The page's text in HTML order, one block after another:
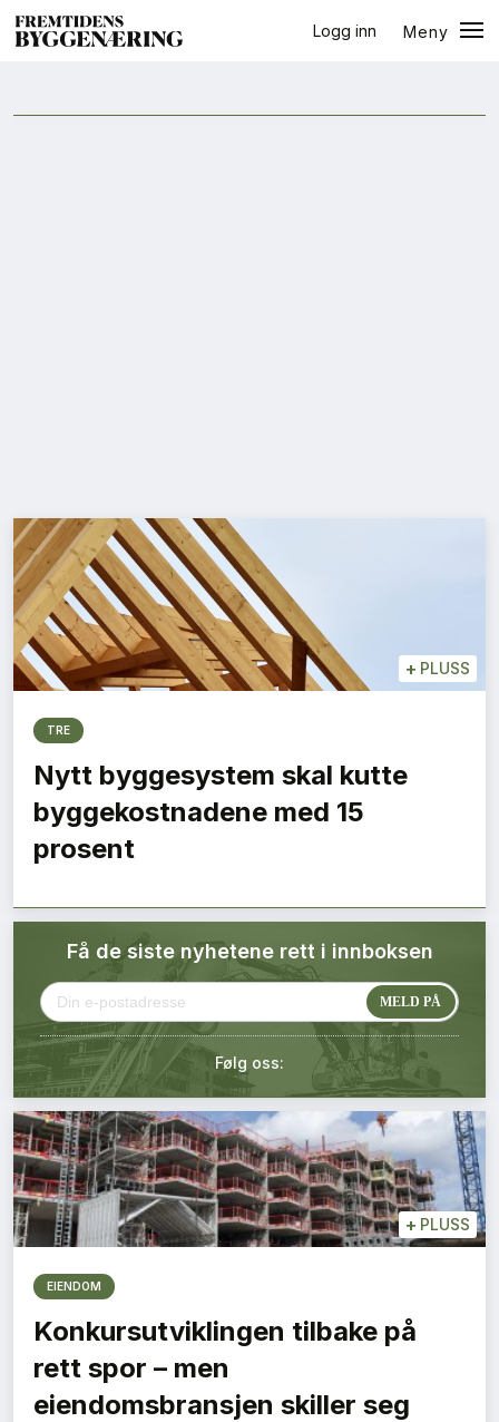
Logg inn
Meny
Bærekraft
Digitalisering
Eiendom
Tips redaksjonen
Annonsering
Abonnement Pluss
Kontakt oss
Login
halvår
+ PLUSS
TRE
Nytt byggesystem skal kutte
byggekostnadene med 15
prosent
Få de siste nyhetene rett i innboksen
Følg oss:
+ PLUSS
EIENDOM
Konkursutviklingen tilbake på
rett spor – men
eiendomsbransjen skiller seg